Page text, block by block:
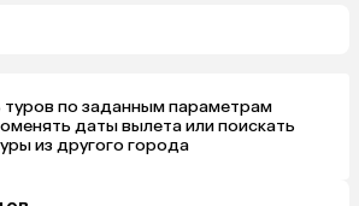
по заданным параметрам
из другого города